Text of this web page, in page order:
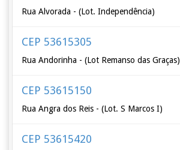
Rua Alvorada - (Lot. Independência)
CEP 53615305
Rua Andorinha - (Lot Remanso das Graças)
CEP 53615150
Rua Angra dos Reis - (Lot. S Marcos I)
CEP 53615420